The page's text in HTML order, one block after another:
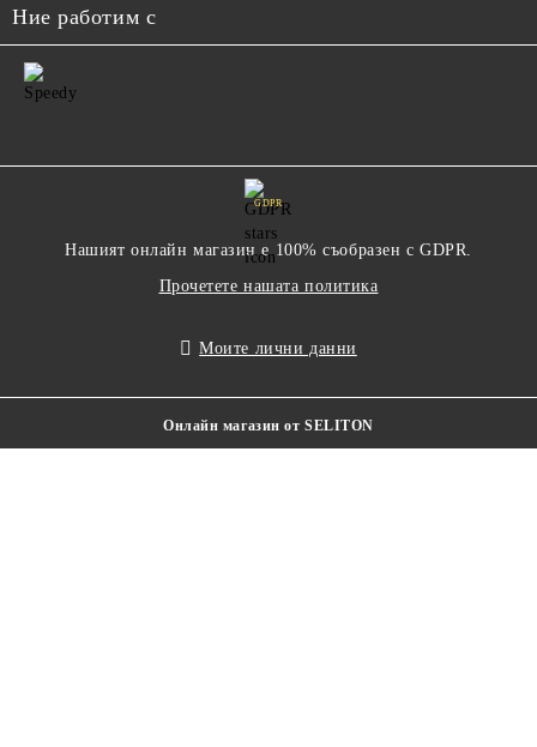
Ние работим с
GDPR
Нашият онлайн магазин е 100% съобразен с GDPR.
Прочетете нашата политика
Моите лични данни
Онлайн магазин от SELITON